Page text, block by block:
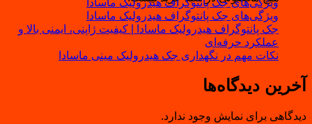
ویژگی‌های جک پانتوگراف هیدرولیک ماسادا
ویژگی‌های جک پانتوگراف هیدرولیک ماسادا
جک پانتوگراف هیدرولیک ماسادا | کیفیت ژاپنی، ایمنی بالا و
عملکرد حرفه‌ای
نکات مهم در نگهداری جک هیدرولیک مینی ماسادا
آخرین دیدگاه‌ها
دیدگاهی برای نمایش وجود ندارد.